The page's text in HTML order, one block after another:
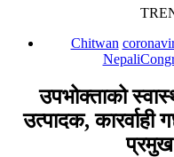
Chitwan
उपभोक्ताको
उत्पादक,
प्रमुख